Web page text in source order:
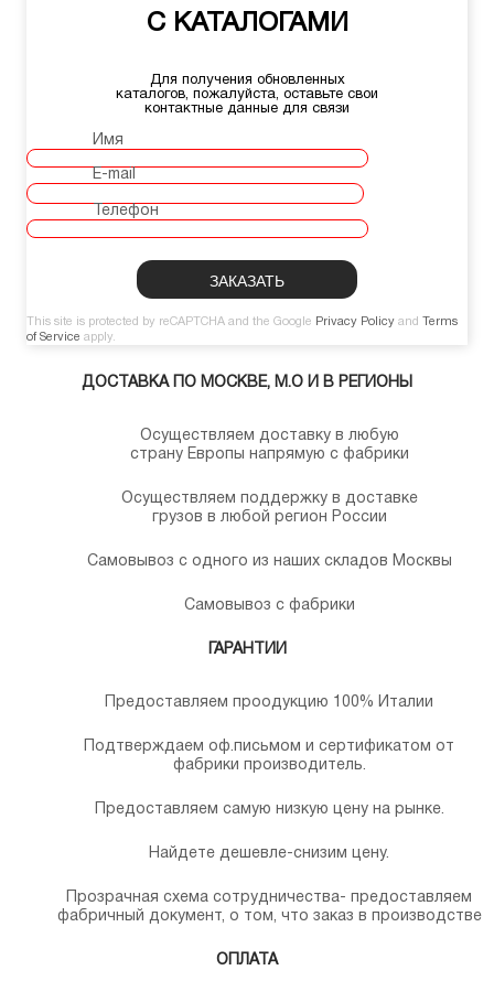
С КАТАЛОГАМИ
Для получения обновленных
каталогов, пожалуйста, оставьте свои
контактные данные для связи
Имя
E-mail
Телефон
This site is protected by reCAPTCHA and the Google Privacy Policy and
Terms
of Service apply.
ДОСТАВКА ПО МОСКВЕ, М.О И В РЕГИОНЫ
Осуществляем доставку в любую
страну Европы напрямую с фабрики
Осуществляем поддержку в доставке
грузов в любой регион России
Самовывоз с одного из наших складов Москвы
Самовывоз с фабрики
ГАРАНТИИ
Предоставляем проодукцию 100% Италии
Подтверждаем оф.письмом и сертификатом от
фабрики производитель.
Предоставляем самую низкую цену на рынке.
Найдете дешевле-снизим цену.
Прозрачная схема сотрудничества- предоставляем
фабричный документ, о том, что заказ в производстве
ОПЛАТА